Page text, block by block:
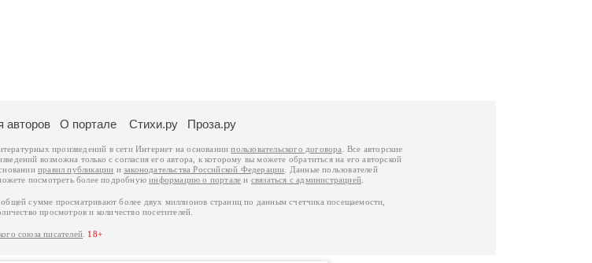
авторов О портале Стихи.ру Проза.ру
произведений в сети Интернет на основаниипользовательского договора
. Все авторские
возможна только с согласия его автора, к которому вы можете обратиться на его авторской
правил публикации изаконодательства Российской Федерации . Данные пользователей
посмотреть более подробнуюинформацию о портале и связаться с администрацией
сумме просматривают более двух миллионов страниц по данным счетчика посещаемости,
просмотров и количество посетителей.
союза писателей 18+